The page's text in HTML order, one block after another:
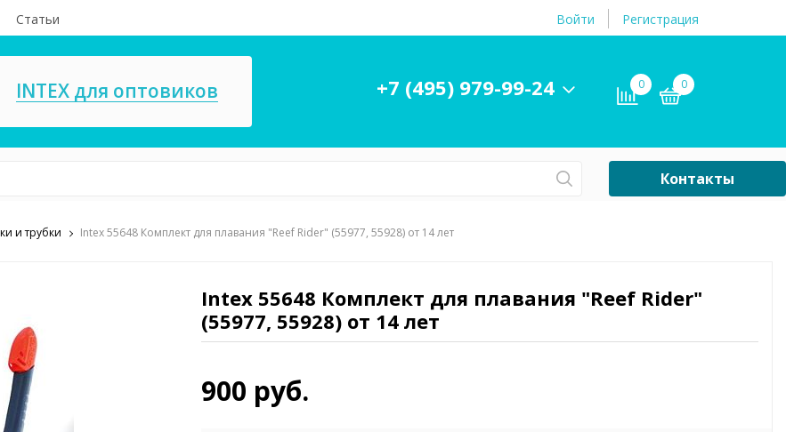
Статьи Войти Регистрация
INTEX для оптовиков +7 (495) 979-99-24 0 0
ремкомплекты СПА
игрушки
принадлежности
для бассейнов Запчасти для бассейнов
Уцененный Товар
Контакты
и трубки Intex 55648 Комплект для плавания "Reef Rider" (55977, 55928) от 14 лет
Intex 55648 Комплект для плавания "Reef Rider"
(55977, 55928) от 14 лет
900 руб.